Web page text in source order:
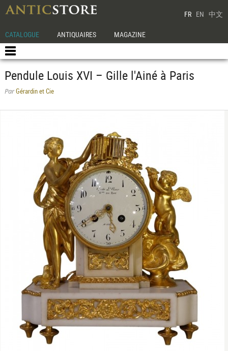
FR EN 中文
CATALOGUE ANTIQUAIRES MAGAZINE
Pendule Louis XVI – Gille l'Ainé à Paris
ParGérardin et Cie